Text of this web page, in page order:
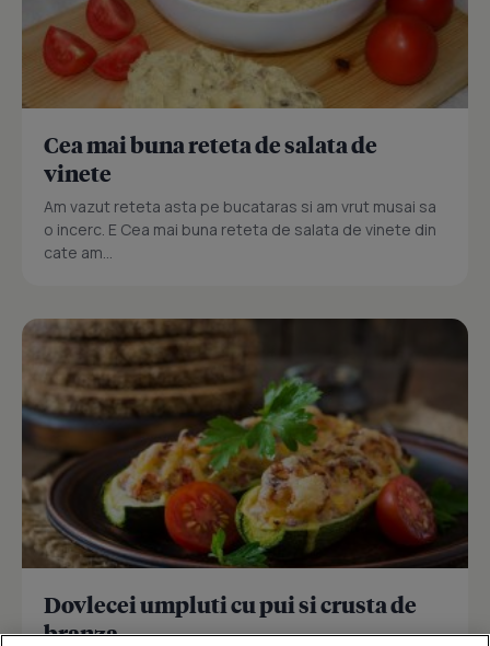
Cea mai buna reteta de salata de
vinete
Am vazut reteta asta pe bucataras si am vrut musai sa
o incerc. E Cea mai buna reteta de salata de vinete din
cate am...
Dovlecei umpluti cu pui si crusta de
branza